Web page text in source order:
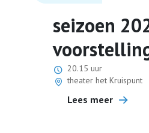
seizoen
20.15 uur
theater het Kruispunt
Lees meer